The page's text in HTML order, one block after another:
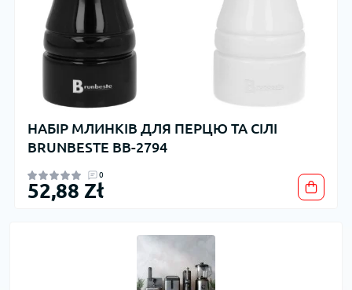
НАБІР МЛИНКІВ ДЛЯ ПЕРЦЮ ТА СІЛІ
BRUNBESTE BB-2794
0
52,88 Zł